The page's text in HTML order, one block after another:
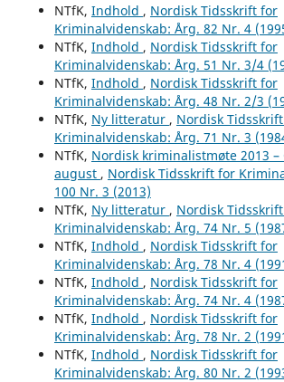
NTfK, Indhold , Nordisk Tidsskrift for
Kriminalvidenskab: Årg. 82 Nr. 4
NTfK, Indhold , Nordisk Tidsskrift for
Kriminalvidenskab: Årg. 51 Nr. 3/4
NTfK, Indhold , Nordisk Tidsskrift for
Kriminalvidenskab: Årg. 48 Nr. 2/3
NTfK, Ny litteratur , Nordisk
Kriminalvidenskab: Årg. 71 Nr. 3
NTfK, Nordisk kriminalistmøte 2013 –
august , Nordisk Tidsskrift for
100 Nr. 3 (2013)
NTfK, Ny litteratur , Nordisk
Kriminalvidenskab: Årg. 74 Nr. 5
NTfK, Indhold , Nordisk Tidsskrift for
Kriminalvidenskab: Årg. 78 Nr. 4
NTfK, Indhold , Nordisk Tidsskrift for
Kriminalvidenskab: Årg. 74 Nr. 4
NTfK, Indhold , Nordisk Tidsskrift for
Kriminalvidenskab: Årg. 78 Nr. 2
NTfK, Indhold , Nordisk Tidsskrift for
Kriminalvidenskab: Årg. 80 Nr. 2